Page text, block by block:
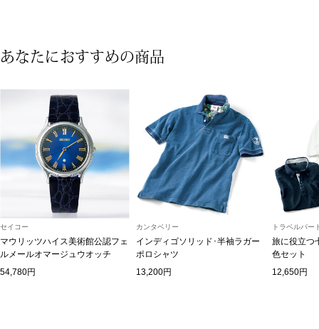
アクセサリー
Tシャツ／カッ
ポロシャツ
トレーナー／
セーター／カ
あなたにおすすめの商品
セイコー
マウリッツハイス美術館公認フェ
ルメールオマージュウオッチ
54,780円
カンタベリー
インディゴソリッド･半袖ラガー
ポロシャツ
13,200円
トラベルパー
旅に役立つ
色セット
12,650円